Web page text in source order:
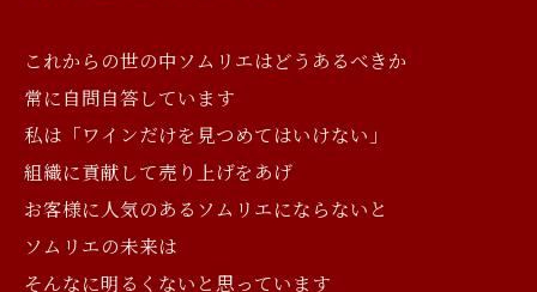
これからの世の中ソムリエはどうあるべきか
常に自問自答しています
私は「ワインだけを見つめてはいけない」
組織に貢献して売り上げをあげ
お客様に人気のあるソムリエにならないと
ソムリエの未来は
そんなに明るくないと思っています